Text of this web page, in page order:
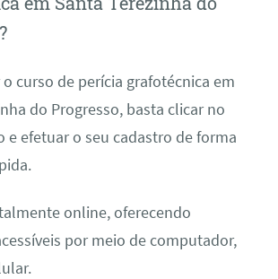
o curso de perícia grafotécnica em
do Progresso, basta clicar no
e efetuar o seu cadastro de forma
online, oferecendo
por meio de computador,